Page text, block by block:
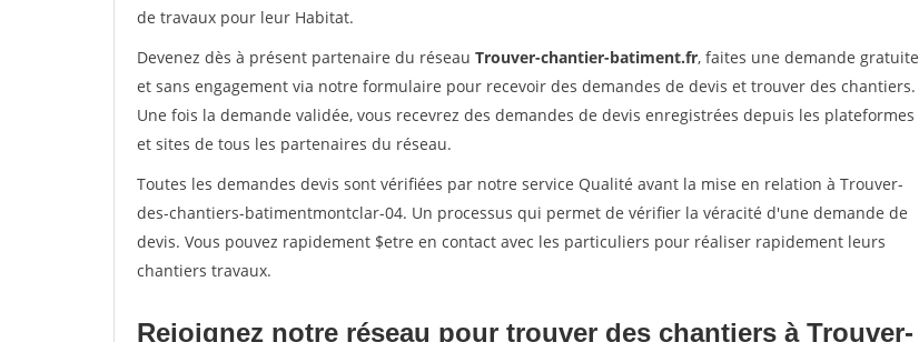
de travaux pour leur Habitat.
Devenez dès à présent partenaire du réseau Trouver-chantier-batiment.fr, faites une demande gratuite
et sans engagement via notre formulaire pour recevoir des demandes de devis et trouver des chantiers.
Une fois la demande validée, vous recevrez des demandes de devis enregistrées depuis les plateformes
et sites de tous les partenaires du réseau.
Toutes les demandes devis sont vérifiées par notre service Qualité avant la mise en relation à Trouver-
des-chantiers-batimentmontclar-04. Un processus qui permet de vérifier la véracité d'une demande de
devis. Vous pouvez rapidement $etre en contact avec les particuliers pour réaliser rapidement leurs
chantiers travaux.
Rejoignez notre réseau pour trouver des chantiers à Trouver-